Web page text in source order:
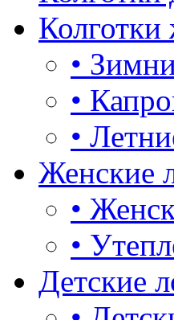
Колготки
•
•
•
Женские
•
•
Детские